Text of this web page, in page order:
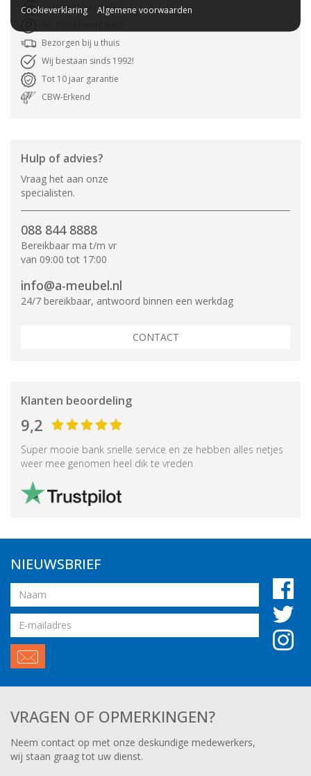
Laagste prijs van NL
Bezorgen bij u thuis
Wij bestaan sinds 1992!
Tot 10 jaar garantie
CBW-Erkend
Hulp of advies?
Vraag het aan onze
specialisten.
088 844 8888
Bereikbaar ma t/m vr
van 09:00 tot 17:00
info@a-meubel.nl
24/7 bereikbaar, antwoord binnen een werkdag
CONTACT
Klanten beoordeling
9,2
Super mooie bank snelle service en ze hebben alles netjes
weer mee genomen heel dik te vreden
NIEUWSBRIEF
Naam
Email
adres
VRAGEN OF OPMERKINGEN?
Neem contact op met onze deskundige medewerkers,
wij staan graag tot uw dienst.
Cookieverklaring Algemene voorwaarden